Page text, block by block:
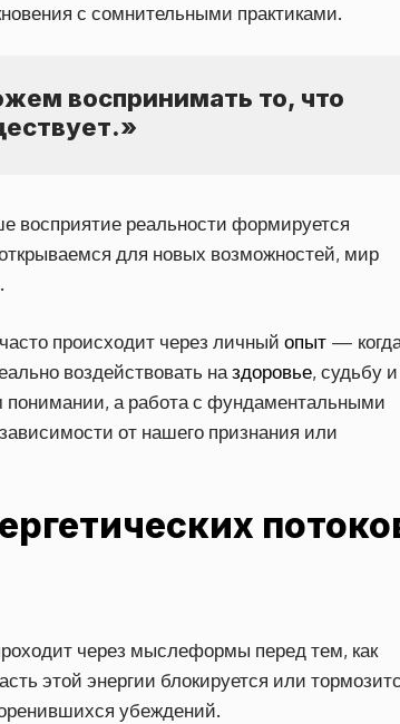
с сомнительными практиками.
воспринимать то, что
восприятие реальности формируется
для новых возможностей, мир
происходит через личный опыт —
воздействовать наздоровье, судьбу и
понимании, а работа с фундаментальными
от нашего признания или
через мыслеформы перед тем, как
этой энергии блокируется или
убеждений.